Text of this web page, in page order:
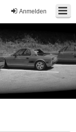
Anmelden